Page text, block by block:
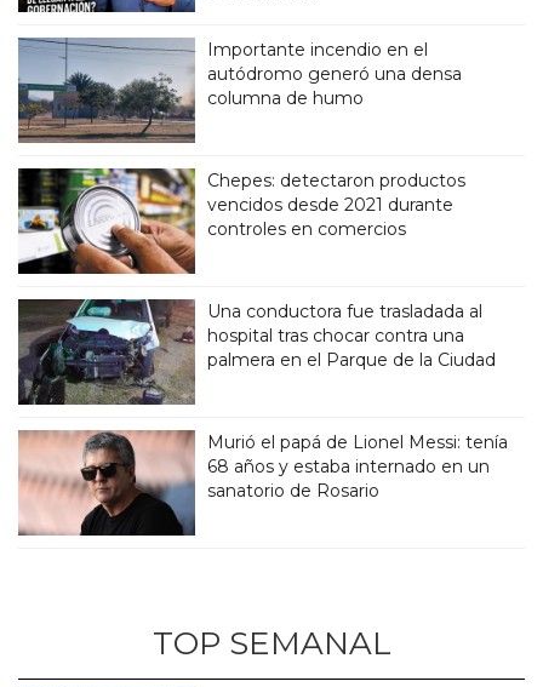
Importante incendio en el
autódromo generó una densa
columna de humo
Chepes: detectaron productos
vencidos desde 2021 durante
controles en comercios
Una conductora fue trasladada al
hospital tras chocar contra una
palmera en el Parque de la Ciudad
Murió el papá de Lionel Messi: tenía
68 años y estaba internado en un
sanatorio de Rosario
TOP SEMANAL